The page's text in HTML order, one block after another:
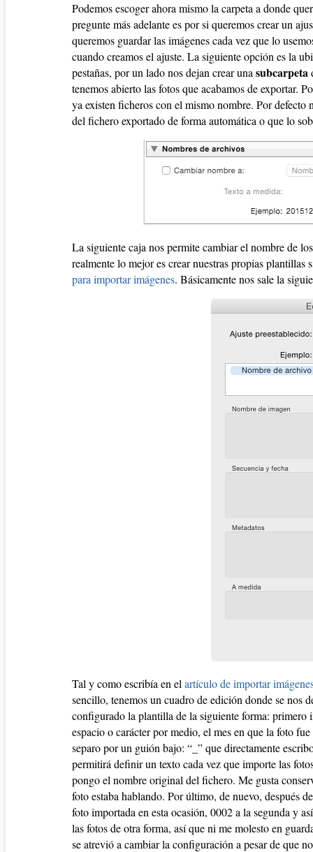
Podemos escoger ahora mismo la carpeta a donde
pregunte más adelante es por si queremos crear un
queremos guardar las imágenes cada vez que lo
cuando creamos el ajuste. La siguiente opción es la
pestañas, por un lado nos dejan crear una subcarpeta
tenemos abierto las fotos que acabamos de exportar.
ya existen ficheros con el mismo nombre. Por
del fichero exportado de forma automática o que lo
La siguiente caja nos permite cambiar el nombre de
realmente lo mejor es crear nuestras propias plantillas
para importar imágenes. Básicamente nos sale la
Tal y como escribía en el artículo de importar
sencillo, tenemos un cuadro de edición donde se nos
configurado la plantilla de la siguiente forma:
espacio o carácter por medio, el mes en que la foto
separo por un guión bajo: “_” que directamente
permitirá definir un texto cada vez que importe las
pongo el nombre original del fichero. Me gusta
foto estaba hablando. Por último, de nuevo, después
foto importada en esta ocasión, 0002 a la segunda y
las fotos de otra forma, así que ni me molesto en
se atrevió a cambiar la configuración a pesar de que